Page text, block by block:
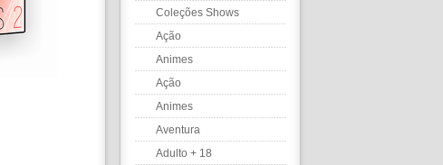
Coleções Shows
Ação
Animes
Ação
Animes
Aventura
Adulto + 18